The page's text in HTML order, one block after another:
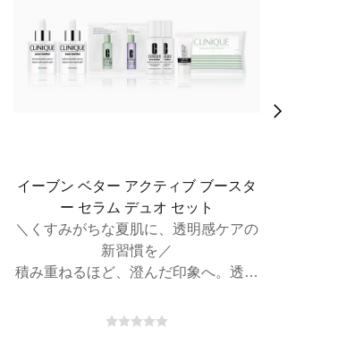
イーブン ベター アクティブ ブースタ
ー セラム デュオ セット
＼くすみがちな夏肌に、透明感ケアの
新習慣を／
積み重ねるほど、澄んだ印象へ。透明